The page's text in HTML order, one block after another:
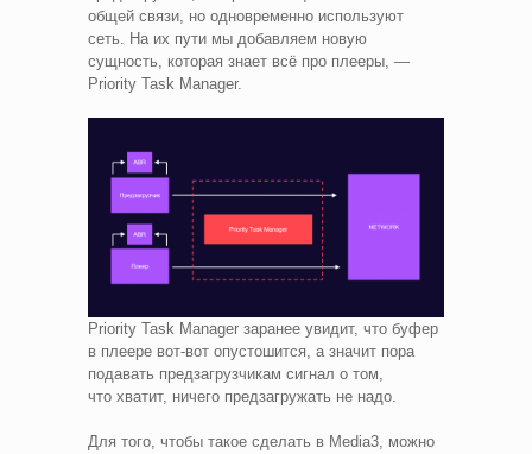
общей связи, но одновременно используют
сеть. На их пути мы добавляем новую
сущность, которая знает всё про плееры, —
Priority Task Manager.
Priority Task Manager заранее увидит, что буфер
в плеере вот‑вот опустошится, а значит пора
подавать предзагрузчикам сигнал о том,
что хватит, ничего предзагружать не надо.
Для того, чтобы такое сделать в Media3, можно